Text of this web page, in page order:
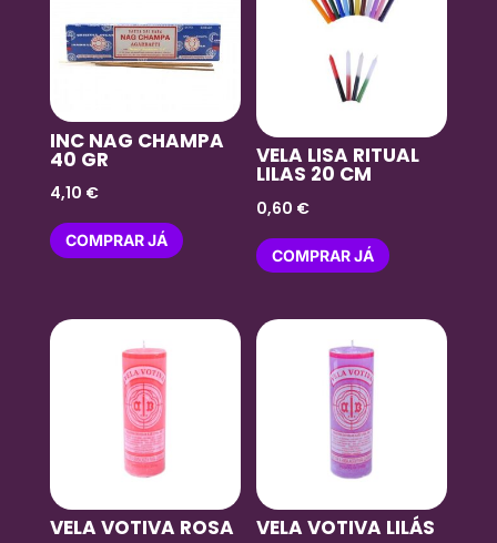
INC NAG CHAMPA
40 GR
4,10 €
COMPRAR JÁ
VELA LISA RITUAL
LILAS 20 CM
0,60 €
COMPRAR JÁ
VELA VOTIVA ROSA VELA VOTIVA LILÁS